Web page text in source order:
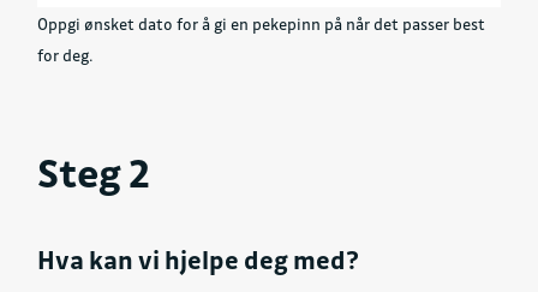
Oppgi ønsket dato for å gi en pekepinn på når det passer best
for deg.
Steg 2
Hva kan vi hjelpe deg med?